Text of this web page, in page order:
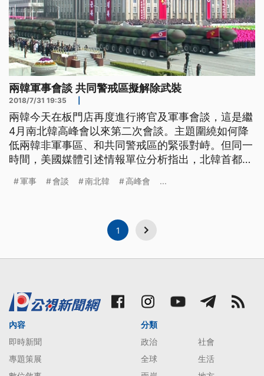
兩韓軍事會談 共同警戒區擬解除武裝
2018/7/31 19:35
兩韓今天在板門店再度進行將官及軍事會談，這是繼
4月南北韓高峰會以來第二次會談。主題圍繞如何降
低兩韓非軍事區、和共同警戒區的緊張對峙。但同一
時間，美國媒體引述情報單位分析指出，北韓首都平
盛頓郵報等媒體，引述國防部所屬「國家地理空間情
裝，其中包括去年11月首度試射
軍事 會談 南北韓 高峰會 ...
1
內容
即時新聞
專題策展
分類
政治
社會
全球
生活